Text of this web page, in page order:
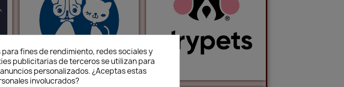
fines de rendimiento, redes sociales y
publicitarias de terceros se utilizan para
personalizados. ¿Aceptas estas
involucrados?